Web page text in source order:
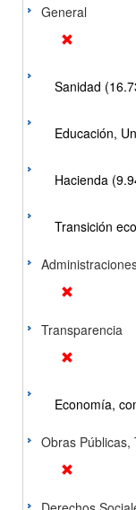
General
Sanidad
Educación,
Hacienda
Transición
Transparencia
Economía,
Obras Públicas,